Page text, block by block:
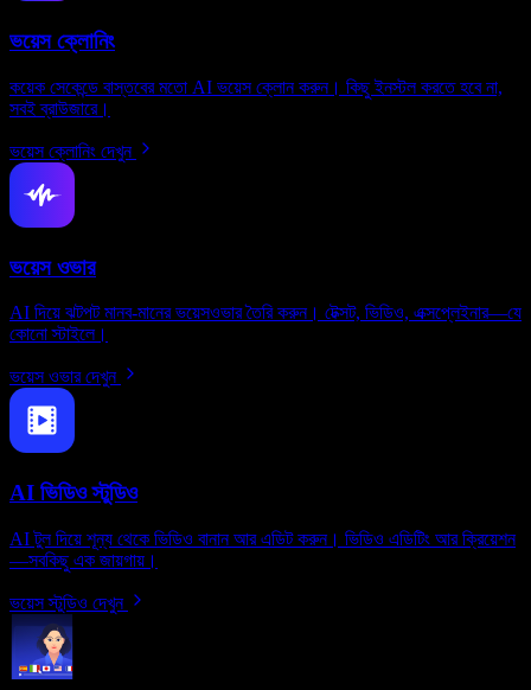
ভয়েস ক্লোনিং
কয়েক সেকেন্ডে বাস্তবের মতো AI ভয়েস ক্লোন করুন। কিছু ইনস্টল করতে হবে না,
সবই ব্রাউজারে।
ভয়েস ক্লোনিং দেখুন
ভয়েস ওভার
AI দিয়ে ঝটপট মানব-মানের ভয়েসওভার তৈরি করুন। টেক্সট, ভিডিও, এক্সপ্লেইনার—যে
কোনো স্টাইলে।
ভয়েস ওভার দেখুন
AI ভিডিও স্টুডিও
AI টুল দিয়ে শূন্য থেকে ভিডিও বানান আর এডিট করুন। ভিডিও এডিটিং আর ক্রিয়েশন
—সবকিছু এক জায়গায়।
ভয়েস স্টুডিও দেখুন